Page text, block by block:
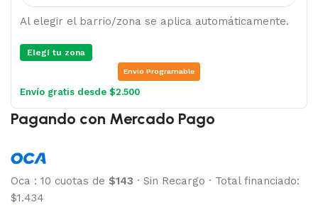
Al elegir el barrio/zona se aplica automáticamente.
Elegí tu zona
Envio Programable
Envío gratis desde $2.500
Pagando con Mercado Pago
Oca : 10 cuotas de $143 · Sin Recargo · Total financiado:
$1.434